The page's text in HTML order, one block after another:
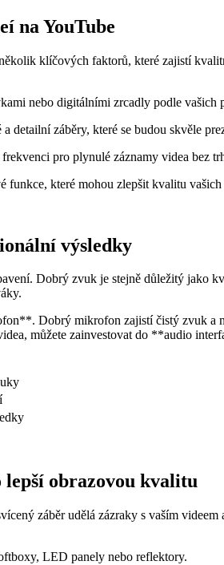
na YouTube
klíčových faktorů, které zajistí
nebo digitálními zrcadly podle vašich
záběry, které se budou skvěle
pro plynulé záznamy videa bez
funkce, které mohou zlepšit kvalitu
výsledky
Dobrý zvuk je stejně důležitý jako
Dobrý mikrofon zajistí čistý zvuk
můžete zainvestovat do **audio
lepší obrazovou kvalitu
záběr udělá zázraky s vaším
LED panely nebo reflektory.